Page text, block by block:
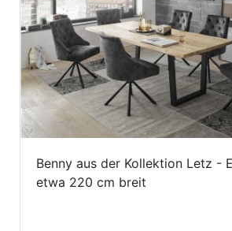
Benny aus der Kollektion Letz -
etwa 220 cm breit